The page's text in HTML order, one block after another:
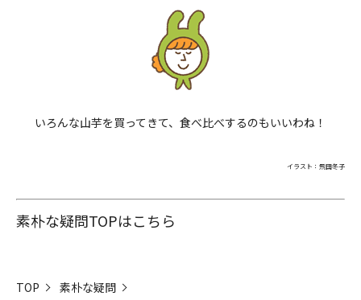
いろんな山芋を買ってきて、食べ比べするのもいいわね！
イラスト：飛田冬子
素朴な疑問TOPはこちら
TOP
素朴な疑問
閉じる